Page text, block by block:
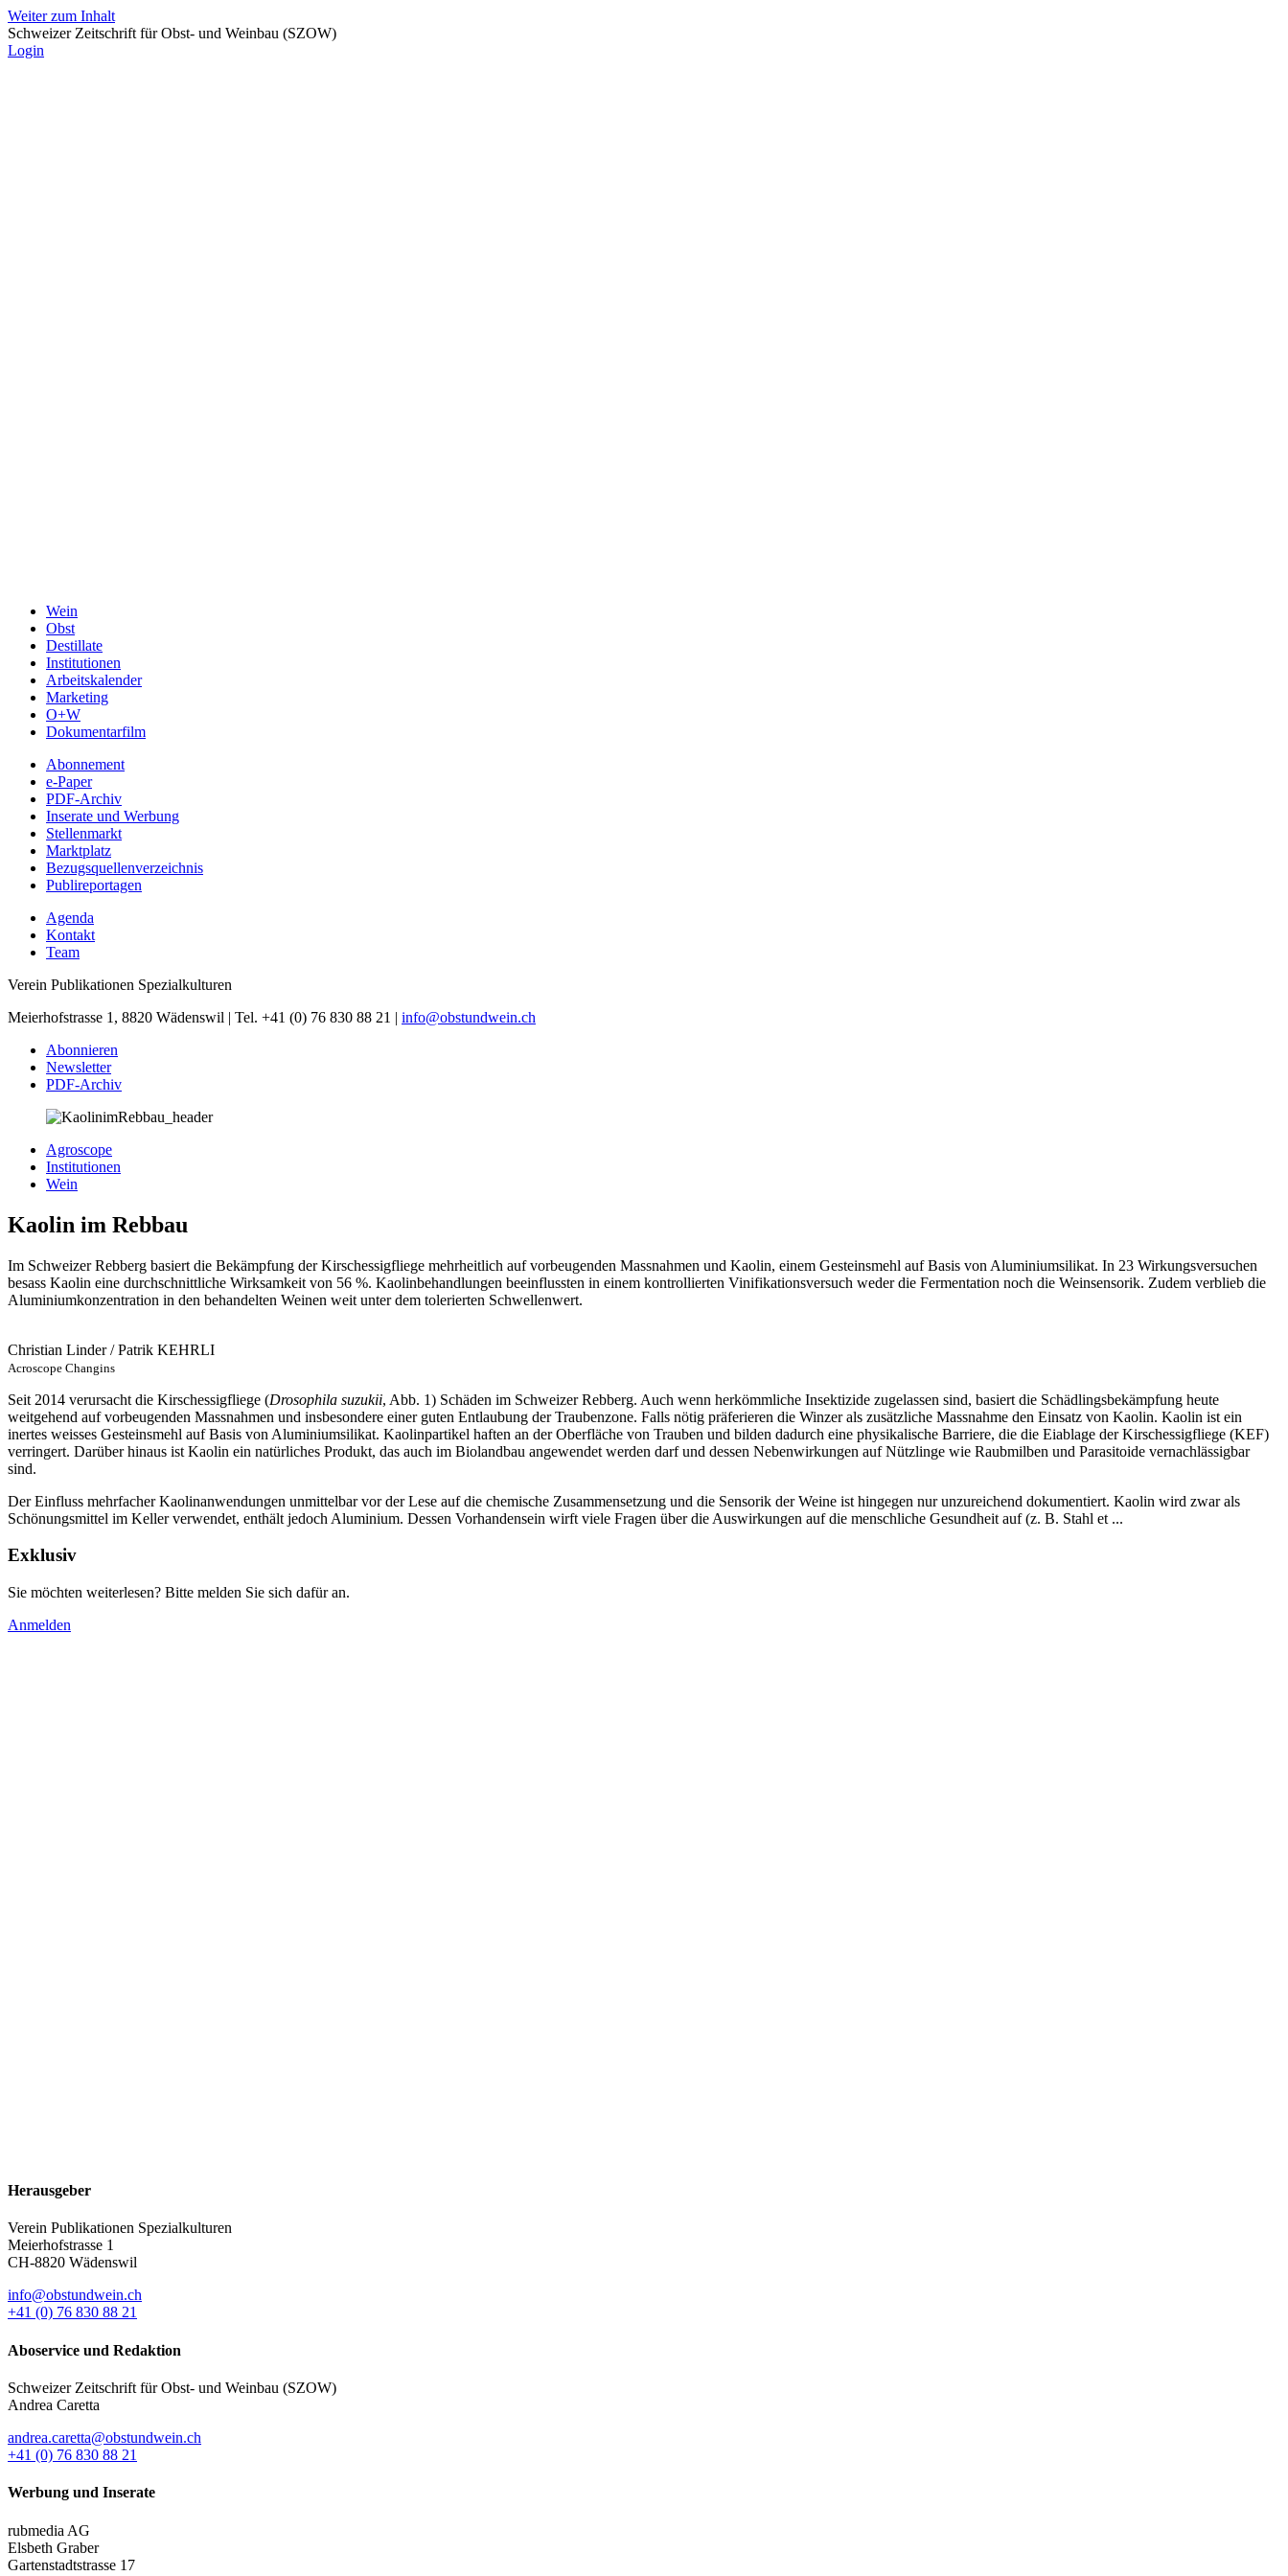
Weiter zum Inhalt
Schweizer Zeitschrift für Obst- und Weinbau (SZOW)
Login
Wein
Obst
Destillate
Institutionen
Arbeitskalender
Marketing
O+W
Dokumentarfilm
Abonnement
e-Paper
PDF-Archiv
Inserate und Werbung
Stellenmarkt
Marktplatz
Bezugsquellenverzeichnis
Publireportagen
Agenda
Kontakt
Team
Verein Publikationen Spezialkulturen
Meierhofstrasse 1, 8820 Wädenswil | Tel. +41 (0) 76 830 88 21 | info@obstundwein.ch
Abonnieren
Newsletter
PDF-Archiv
Agroscope
Institutionen
Wein
Kaolin im Rebbau
Im Schweizer Rebberg basiert die Bekämpfung der Kirschessigfliege mehrheitlich auf vorbeugenden Massnahmen und Kaolin, einem Gesteinsmehl auf Basis von Aluminiumsilikat. In 23 Wirkungsversuchen
besass Kaolin eine durchschnittliche Wirksamkeit von 56 %. Kaolinbehandlungen beeinflussten in einem kontrollierten Vinifikationsversuch weder die Fermentation noch die Weinsensorik. Zudem verblieb die
Aluminiumkonzentration in den behandelten Weinen weit unter dem tolerierten Schwellenwert.
Christian Linder / Patrik KEHRLI
Acroscope Changins
Seit 2014 verursacht die Kirschessigfliege (Drosophila suzukii, Abb. 1) Schäden im Schweizer Rebberg. Auch wenn herkömmliche Insektizide zugelassen sind, basiert die Schädlingsbekämpfung heute
weitgehend auf vorbeugenden Massnahmen und insbesondere einer guten Entlaubung der Traubenzone. Falls nötig präferieren die Winzer als zusätzliche Massnahme den Einsatz von Kaolin. Kaolin ist ein
inertes weisses Gesteinsmehl auf Basis von Aluminiumsilikat. Kaolinpartikel haften an der Oberfläche von Trauben und bilden dadurch eine physikalische Barriere, die die Eiablage der Kirschessigfliege (KEF)
verringert. Darüber hinaus ist Kaolin ein natürliches Produkt, das auch im Biolandbau angewendet werden darf und dessen Nebenwirkungen auf Nützlinge wie Raubmilben und Parasitoide vernachlässigbar
sind.
Der Einfluss mehrfacher Kaolinanwendungen unmittelbar vor der Lese auf die chemische Zusammensetzung und die Sensorik der Weine ist hingegen nur unzureichend dokumentiert. Kaolin wird zwar als
Schönungsmittel im Keller verwendet, enthält jedoch Aluminium. Dessen Vorhandensein wirft viele Fragen über die Auswirkungen auf die menschliche Gesundheit auf (z. B. Stahl et ...
Exklusiv
Sie möchten weiterlesen? Bitte melden Sie sich dafür an.
Anmelden
Herausgeber
Verein Publikationen Spezialkulturen
Meierhofstrasse 1
CH-8820 Wädenswil
info@obstundwein.ch
+41 (0) 76 830 88 21
Aboservice und Redaktion
Schweizer Zeitschrift für Obst- und Weinbau (SZOW)
Andrea Caretta
andrea.caretta@obstundwein.ch
+41 (0) 76 830 88 21
Werbung und Inserate
rubmedia AG
Elsbeth Graber
Gartenstadtstrasse 17